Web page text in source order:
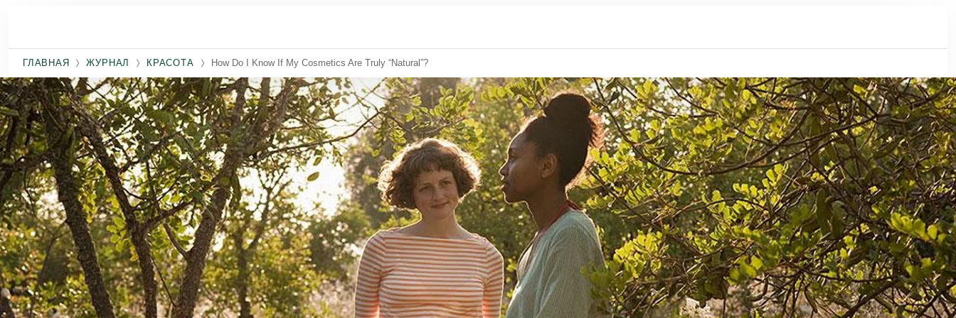
ГЛАВНАЯ ЖУРНАЛ КРАСОТА How Do I Know If My Cosmetics Are Truly “natural”?